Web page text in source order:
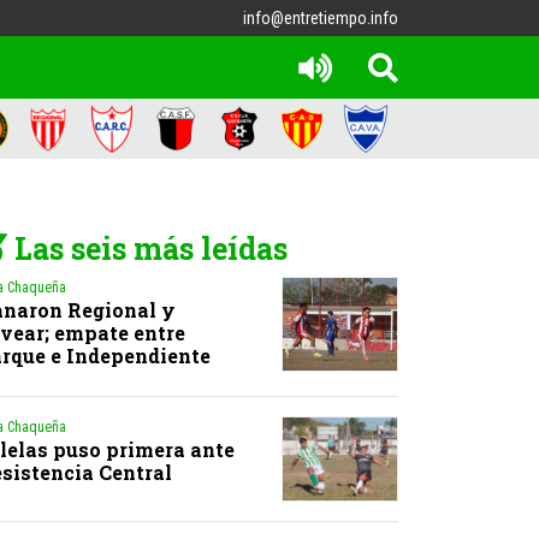
info@entretiempo.info
Las seis más leídas
Chaqueña
Regional y
empate entre
e Independiente
Chaqueña
puso primera ante
Central